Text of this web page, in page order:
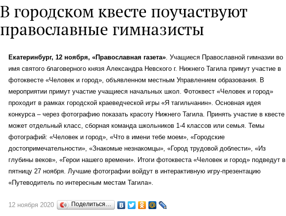
В городском квесте поучаствуют
православные гимназисты
Екатеринбург, 12 ноября, «Православная газета». Учащиеся Православной гимназии во
имя святого благоверного князя Александра Невского г. Нижнего Тагила примут участие в
фотоквесте «Человек и город», объявленном местным Управлением образования. В
мероприятии примут участие учащиеся начальных школ. Фотоквест «Человек и город»
проходит в рамках городской краеведческой игры «Я тагильчанин». Основная идея
конкурса – через фотографию показать красоту Нижнего Тагила. Принять участие в квесте
может отдельный класс, сборная команда школьников 1-4 классов или семья. Темы
фотографий: «Человек и город», «Что в имени тебе моем», «Городские
достопримечательности», «Знакомые незнакомцы», «Город трудовой доблести», «Из
глубины веков», «Герои нашего времени». Итоги фотоквеста «Человек и город» подведут в
пятницу 27 ноября. Лучшие фотографии войдут в интерактивную игру-презентацию
«Путеводитель по интересным местам Тагила».
12 ноября 2020 Поделиться…